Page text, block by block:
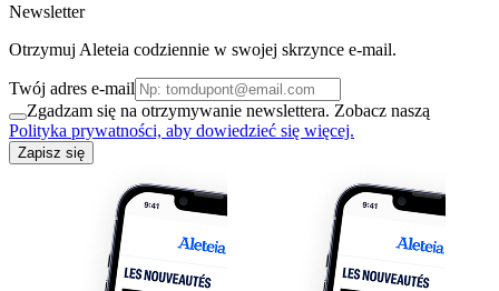
Newsletter
Otrzymuj Aleteia codziennie w swojej skrzynce e-mail.
Twój adres e-mail
Zgadzam się na otrzymywanie newslettera. Zobacz naszą
Polityka prywatności, aby dowiedzieć się więcej.
Zapisz się